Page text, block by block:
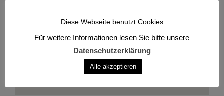
Veranstaltungen anzeigen
Diese Webseite benutzt Cookies
Für weitere Informationen lesen Sie bitte unsere
Datenschutzerklärung
Alle akzeptieren